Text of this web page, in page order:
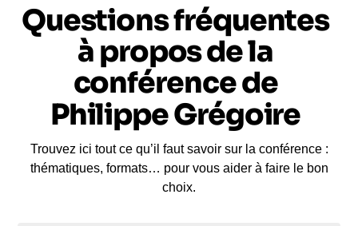
Questions fréquentes
à propos de la
conférence de
Philippe Grégoire
Trouvez ici tout ce qu’il faut savoir sur la conférence :
thématiques, formats… pour vous aider à faire le bon
choix.